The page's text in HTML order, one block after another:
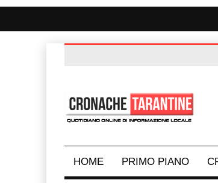
HOME PRIMO PIANO